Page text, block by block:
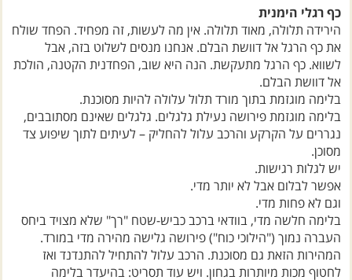
כף רגלי הימנית
הירידה תלולה, מאוד תלולה. אין מה לעשות, זה מפחיד. הפחד שולח
את כף הרגל אל דוושת הבלם. אנחנו מנסים לשלוט בזה, אבל
לשווא. כף הרגל מתעקשת. הנה היא שוב, הפחדנית הקטנה, הולכת
אל דוושת הבלם.
בלימה מוגזמת בתוך מורד תלול עלולה להיות מסוכנת.
בלימה מוגזמת פירושה נעילת גלגלים. גלגלים שאינם מסתובבים,
נגררים על הקרקע והרכב עלול להחליק – לעיתים לתוך שיפוע צד
מסוכן.
יש לגלות רגישות.
אפשר לבלום אבל לא יותר מדי.
וגם לא פחות מדי.
בלימה חלשה מדי, בוודאי ברכב כביש-שטח "רך" שלא מצויד ביחס
העברה נמוך ("הילוכי כוח") פירושה גלישה מהירה מדי במורד.
המהירות הזאת גם מסוכנת. הרכב עלול להתחיל להתנדנד ואז
לחטוף מכות מיותרות בגחון. ויש עוד תסריט: בהיעדר בלימה